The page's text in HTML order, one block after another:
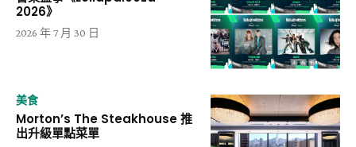
2026》
2026 年 7 月 30 日
美食
Morton’s The Steakhouse 推
出升級單點菜單